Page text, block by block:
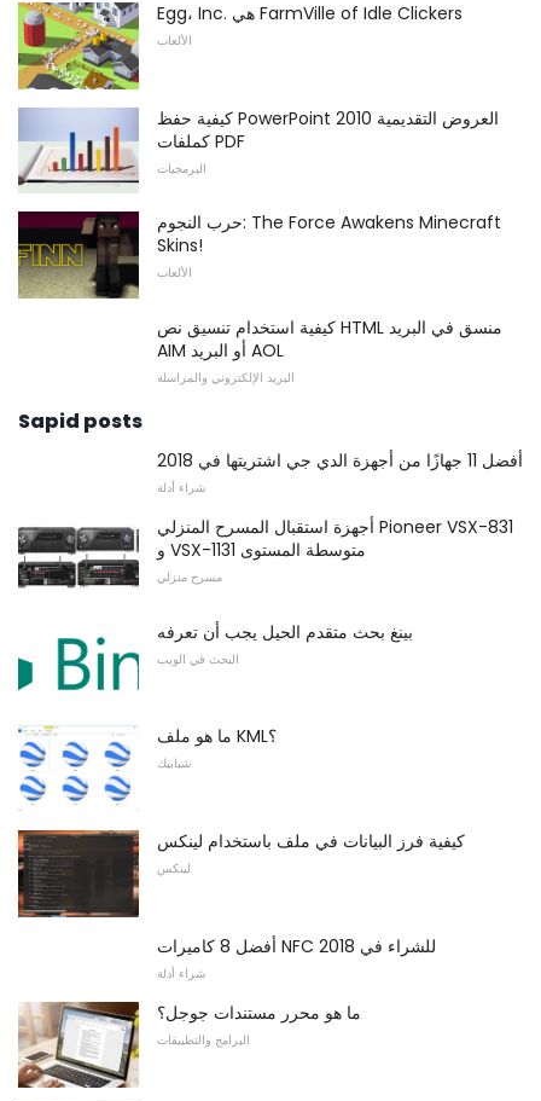
Egg، Inc. هي FarmVille of Idle Clickers
الألعاب
كيفية حفظ PowerPoint 2010 العروض التقديمية
كملفات PDF
البرمجيات
حرب النجوم: The Force Awakens Minecraft
Skins!
الألعاب
كيفية استخدام تنسيق نص HTML منسق في البريد
AIM أو البريد AOL
البريد الإلكتروني والمراسلة
Sapid posts
أفضل 11 جهازًا من أجهزة الدي جي اشتريتها في 2018
شراء أدلة
أجهزة استقبال المسرح المنزلي Pioneer VSX-831
و VSX-1131 متوسطة المستوى
مسرح منزلي
بينغ بحث متقدم الحيل يجب أن تعرفه
البحث في الويب
ما هو ملف KML؟
شبابيك
كيفية فرز البيانات في ملف باستخدام لينكس
لينكس
أفضل 8 كاميرات NFC للشراء في 2018
شراء أدلة
ما هو محرر مستندات جوجل؟
البرامج والتطبيقات